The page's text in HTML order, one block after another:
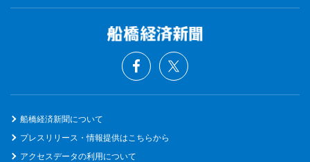
船橋経済新聞について
プレスリリース・情報提供はこちらから
アクセスデータの利用について